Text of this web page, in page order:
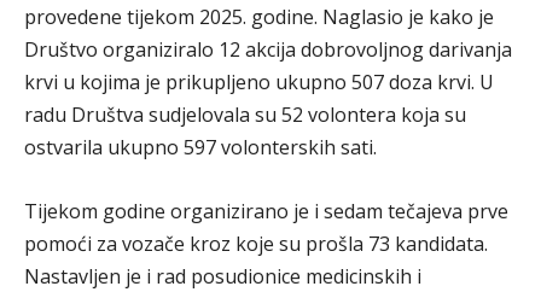
provedene tijekom 2025. godine. Naglasio je kako je
Društvo organiziralo 12 akcija dobrovoljnog darivanja
krvi u kojima je prikupljeno ukupno 507 doza krvi. U
radu Društva sudjelovala su 52 volontera koja su
ostvarila ukupno 597 volonterskih sati.
Tijekom godine organizirano je i sedam tečajeva prve
pomoći za vozače kroz koje su prošla 73 kandidata.
Nastavljen je i rad posudionice medicinskih i